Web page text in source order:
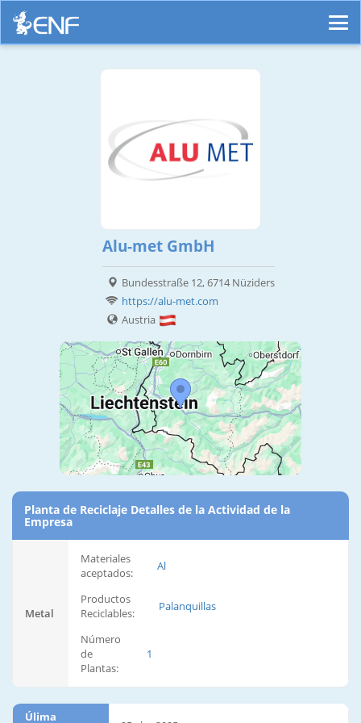
Alu-met GmbH
Bundesstraße 12, 6714 Nüziders
https://alu-met.com
Austria
Planta de Reciclaje Detalles de la Actividad de la
Empresa
Metal
Materiales
aceptados:
Al
Productos
Reciclables:
Palanquillas
Número
de
Plantas:
1
Úlima